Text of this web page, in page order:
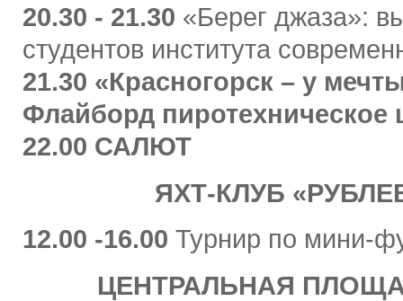
20.30 - 21.30 «Берег джаза»:
студентов института
21.30 «Красногорск – у
Флайборд пиротехническое
22.00 САЛЮТ
ЯХТ-КЛУБ
12.00 -16.00 Турнир по мини-
ЦЕНТРАЛЬНАЯ